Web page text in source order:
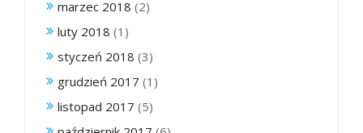
marzec 2018 (2)
luty 2018 (1)
styczeń 2018 (3)
grudzień 2017 (1)
listopad 2017 (5)